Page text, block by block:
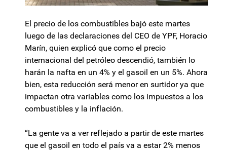
El precio de los combustibles bajó este martes
luego de las declaraciones del CEO de YPF, Horacio
Marín, quien explicó que como el precio
internacional del petróleo descendió, también lo
harán la nafta en un 4% y el gasoil en un 5%. Ahora
bien, esta reducción será menor en surtidor ya que
impactan otra variables como los impuestos a los
combustibles y la inflación.
“La gente va a ver reflejado a partir de este martes
que el gasoil en todo el país va a estar 2% menos